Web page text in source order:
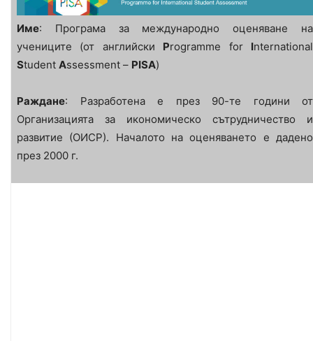
Име: Програма за международно оценяване на
учениците (от английски Programme for International
Student Assessment – PISA)
Раждане: Разработена е през 90-те години от
Организацията за икономическо сътрудничество и
развитие (ОИСР). Началото на оценяването е дадено
през 2000 г.